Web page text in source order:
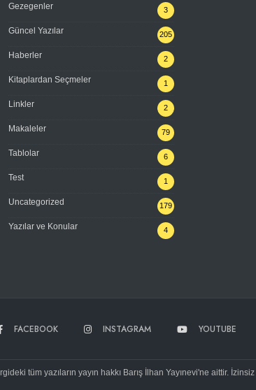
Gezegenler 3
Güncel Yazılar 205
Haberler 2
Kitaplardan Seçmeler 1
Linkler 2
Makaleler 79
Tablolar 6
Test 1
Uncategorized 179
Yazılar ve Konular 4
FACEBOOK INSTAGRAM YOUTUBE
tüm yazıların yayın hakkı Barış İlhan Yayınevi'ne aittir.